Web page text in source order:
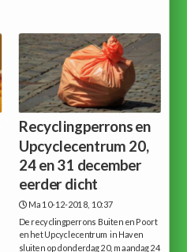
Recyclingperrons en
Upcyclecentrum 20,
24 en 31 december
eerder dicht
Ma 10-12-2018, 10:37
De recyclingperrons Buiten en Poort
en het Upcyclecentrum in Haven
sluiten op donderdag 20, maandag 24